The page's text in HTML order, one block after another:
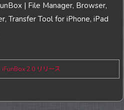
| File Manager, Browser,
Transfer Tool for iPhone, iPad
2.0 リリース